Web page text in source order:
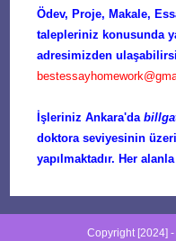
Ödev, Proje, Makale,
talepleriniz konusunda
adresimizden
İşleriniz Ankara'da
doktora seviyesinin
yapılmaktadır. Her
Copyright [2024] -